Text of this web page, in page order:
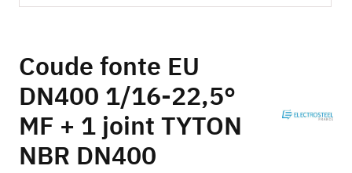
to
the
beginning
of
the
gallery
Coude fonte EU
DN400 1/16-22,5°
MF + 1 joint TYTON
NBR DN400